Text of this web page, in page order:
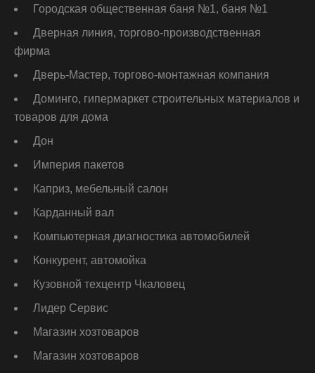
Городская общественная баня №1, баня №1
Дверная линия, торгово-производственная
фирма
Дверь-Мастер, торгово-монтажная компания
Доминго, гипермаркет строительных материалов и
товаров для дома
Дон
Империя пакетов
Каприз, мебельный салон
Карданный вал
Компьютерная диагностика автомобилей
Конкурент, автомойка
Кузовной техцентр Чкаловец
Лидер Сервис
Магазин хозтоваров
Магазин хозтоваров